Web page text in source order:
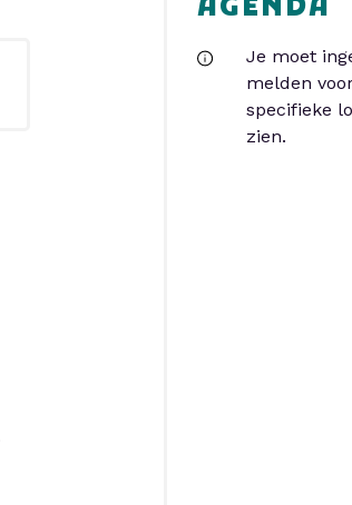
AGENDA
Je moet
melden
specifieke
zien.